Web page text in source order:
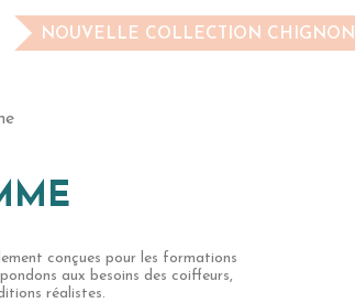
NOUVELLE COLLECTION CHIGNON
conçues pour les formations
aux besoins des coiffeurs,
réalistes.